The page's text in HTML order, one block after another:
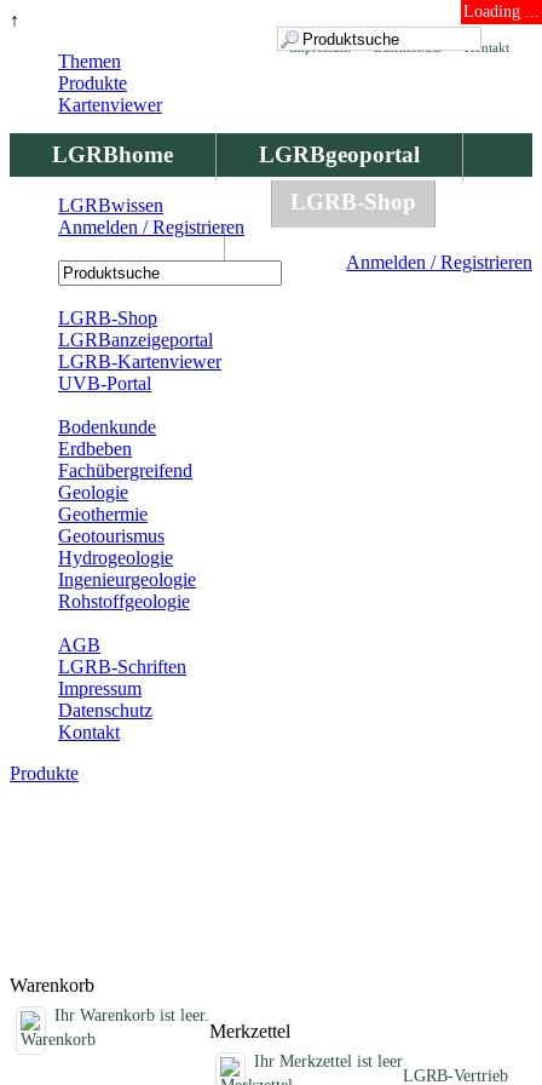
↑ Loading ...
Kontakt
Datenschutz
Impressum
LGRBhome
LGRBgeoportal
LGRBbohrungen
LGRB-Shop
Anmelden / Registrieren
Themen
Produkte
Kartenviewer
LGRBwissen
Anmelden / Registrieren
LGRB-Shop
LGRBanzeigeportal
LGRB-Kartenviewer
UVB-Portal
Bodenkunde
Erdbeben
Fachübergreifend
Geologie
Geothermie
Geotourismus
Hydrogeologie
Ingenieurgeologie
Rohstoffgeologie
AGB
LGRB-Schriften
Impressum
Datenschutz
Kontakt
Produkte
Warenkorb
Ihr Warenkorb ist leer.
Merkzettel
Ihr Merkzettel ist leer
LGRB-Vertrieb